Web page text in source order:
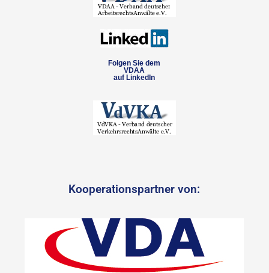
Folgen Sie dem
VDAA
auf LinkedIn
Kooperationspartner von: